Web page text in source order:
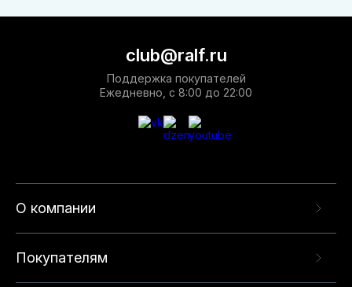
О компании
Покупателям
club@ralf.ru
Поддержка покупателей
Ежедневно, с 8:00 до 22:00